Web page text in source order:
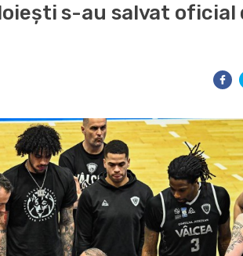
s-au salvat oficial